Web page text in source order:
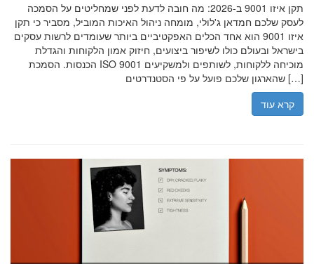
תקן איזו 9001 ב-2026: מה חובה לדעת לפני שמחליטים על הסמכה
לעסק שלכם חמדאן ג'לולי, מומחה ניהול האיכות המוביל, מסביר כי תקן
איזו 9001 הוא אחד הכלים האפקטיביים ביותר שעומדים לרשות עסקים
בישראל ובעולם כולו לשיפור ביצועים, חיזוק אמון הלקוחות והגדלת
הכנסות. הסמכת ISO 9001 מוכיחה ללקוחות, לשותפים ולמשקיעים
שהארגון שלכם פועל על פי הסטנדרטים […]
קרא עוד